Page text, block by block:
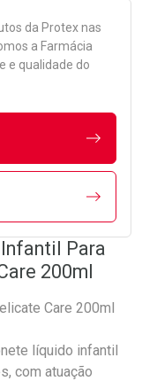
da Protexnas
a Farmácia
e qualidade do
Para
200ml
Care 200ml
líquido infantil
com atuação